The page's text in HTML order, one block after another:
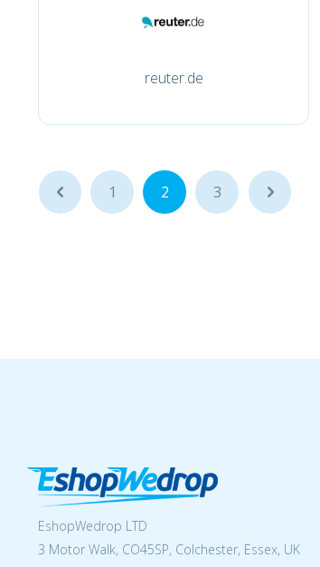
reuter.de
... 1 2 3 ...
EshopWedrop LTD
3 Motor Walk, CO45SP, Colchester, Essex, UK